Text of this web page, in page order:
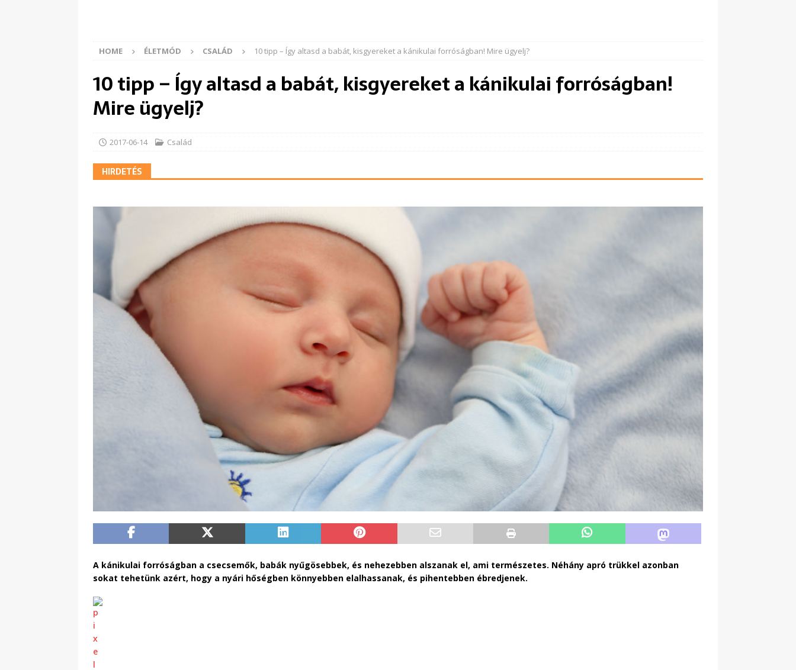
HOME ÉLETMÓD CSALÁD 10 tipp – Így altasd a babát, kisgyereket a kánikulai forróságban! Mire ügyelj?
10 tipp – Így altasd a babát, kisgyereket a kánikulai forróságban!
Mire ügyelj?
2017-06-14 Család
HIRDETÉS
A kánikulai forróságban a csecsemők, babák nyűgösebbek, és nehezebben alszanak el, ami természetes. Néhány apró trükkel azonban
sokat tehetünk azért, hogy a nyári hőségben könnyebben elalhassanak, és pihentebben ébredjenek.